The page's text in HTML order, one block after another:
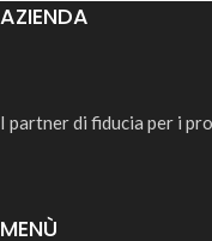
AZIENDA
I partner di fiducia per i
MENÙ